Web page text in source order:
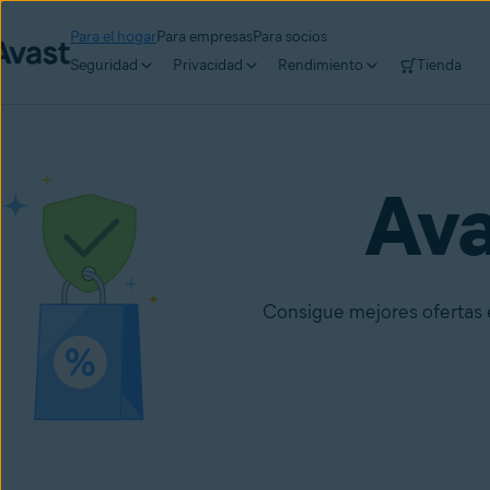
Para el hogarPara empresasPara socios
Seguridad
Privacidad Rendimiento Tienda
Consigue mejores